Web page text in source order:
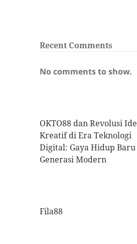
Recent Comments
No comments to show.
OKTO88 dan Revolusi Ide
Kreatif di Era Teknologi
Digital: Gaya Hidup Baru
Generasi Modern
Fila88